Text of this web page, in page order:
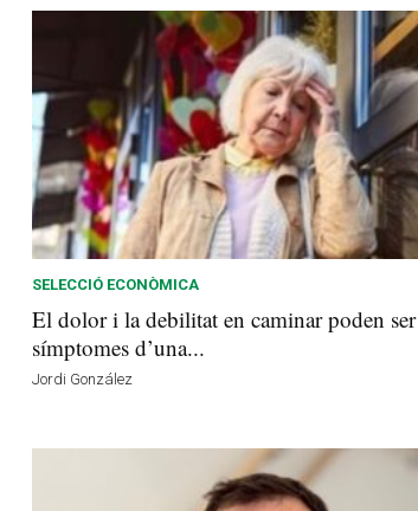
SELECCIÓ ECONÒMICA
El dolor i la debilitat en caminar poden ser
símptomes d’una...
Jordi González